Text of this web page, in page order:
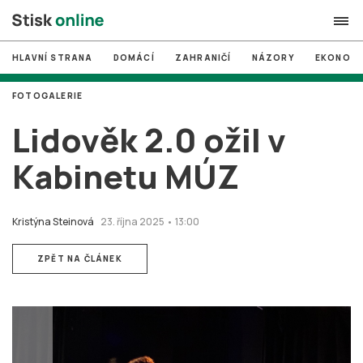
search
# MUNI
Brno
# volby
login PŘIHLÁSIT SE
Zapomněli jste heslo?
HLAVNÍ STRANA DOMÁCÍ ZAHRANIČÍ NÁZORY
Lidověk 2.0 ožil v
Kabinetu MÚZ
Kristýna Steinová 23. října 2025 • 13:00
FOTOGALERIE
ZPĚT NA ČLÁNEK